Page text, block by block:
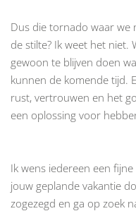
Dus die tornado waar we
de stilte? Ik weet het niet.
gewoon te blijven doen
kunnen de komende tijd.
rust, vertrouwen en het
een oplossing voor
Ik wens iedereen een
jouw geplande vakantie
zogezegd en ga op zoek